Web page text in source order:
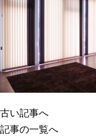
古い記事へ
記事の一覧へ